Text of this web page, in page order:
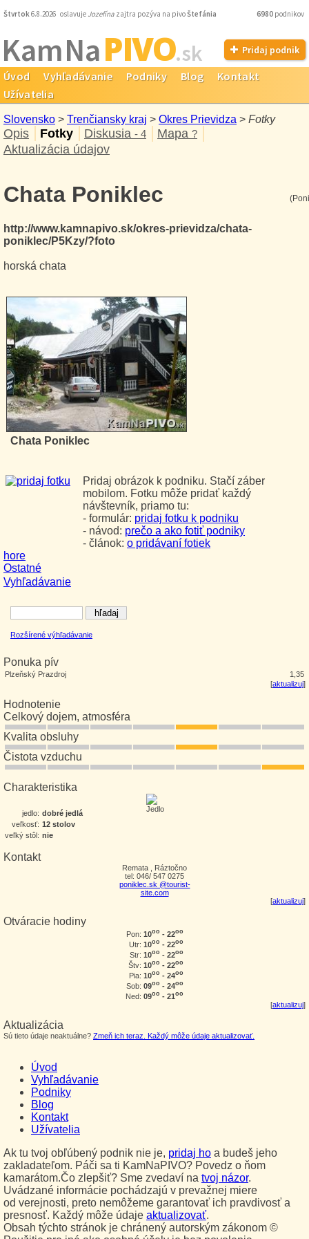
Štvrtok6.8.2026 oslavuje Jozefína zajtra pozýva na pivoŠtefánia 6980 podnikov
Kam NaPIVO.sk Pridaj podnik
Úvod Vyhľadávanie Podniky Blog
Kontakt
Užívatelia
Slovensko > Trenčiansky kraj > Okres Prievidza > Fotky
Opis Fotky Diskusia - 4 Mapa ?
Aktualizácia údajov
Vyhľadávanie
Rozšírené výhľadávanie
Ponuka pív
Plzeňský Prazdroj
1,35
[aktualizuj]
Hodnotenie
Celkový dojem, atmosféra
Kvalita obsluhy
Čistota vzduchu
Charakteristika
jedlo: dobré jedlá
veľkosť: 12 stolov
veľký stôl: nie
Kontakt
Remata , Ráztočno
tel: 046/ 547 0275
poniklec.sk @tourist-
site.com
[aktualizuj]
Otváracie hodiny
Pon: 10oo - 22oo
Utr: 10oo - 22oo
Str: 10oo - 22oo
Štv: 10oo - 22oo
Pia: 10oo - 24oo
Sob: 09oo - 24oo
Ned: 09oo - 21oo
[aktualizuj]
Aktualizácia
Sú tieto údaje neaktuálne? Zmeň ich teraz. Každý môže údaje aktualizovať.
Chata Poniklec
http://www.kamnapivo.sk/okres-prievidza/chata-
poniklec/P5Kzy/?foto
horská chata
Chata Poniklec
Pridaj obrázok k podniku. Stačí záber
mobilom. Fotku môže pridať každý
návštevník, priamo tu:
- formulár: pridaj fotku k podniku
- návod: prečo a ako fotiť podniky
- článok: o pridávaní fotiek
hore
Ostatné
Úvod
Vyhľadávanie
Podniky
Blog
Kontakt
Užívatelia
Ak tu tvoj obľúbený podnik nie je, pridaj ho a budeš jeho
zakladateľom. Páči sa ti KamNaPIVO? Povedz o ňom
kamarátom.Čo zlepšiť? Sme zvedaví na tvoj názor.
Uvádzané informácie pochádzajú v prevažnej miere
od verejnosti, preto nemôžeme garantovať ich pravdivosť a
presnosť. Každý môže údaje aktualizovať.
Obsah týchto stránok je chránený autorským zákonom ©